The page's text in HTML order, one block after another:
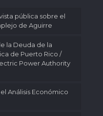
pública sobre el
de Aguirre
la Deuda de la
de Puerto Rico /
Power Authority
Análisis Económico